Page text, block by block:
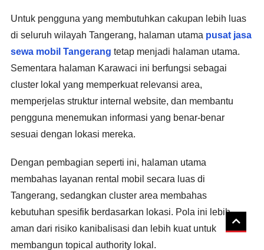
Untuk pengguna yang membutuhkan cakupan lebih luas
di seluruh wilayah Tangerang, halaman utama pusat jasa
sewa mobil Tangerang tetap menjadi halaman utama.
Sementara halaman Karawaci ini berfungsi sebagai
cluster lokal yang memperkuat relevansi area,
memperjelas struktur internal website, dan membantu
pengguna menemukan informasi yang benar-benar
sesuai dengan lokasi mereka.
Dengan pembagian seperti ini, halaman utama
membahas layanan rental mobil secara luas di
Tangerang, sedangkan cluster area membahas
kebutuhan spesifik berdasarkan lokasi. Pola ini lebih
aman dari risiko kanibalisasi dan lebih kuat untuk
membangun topical authority lokal.